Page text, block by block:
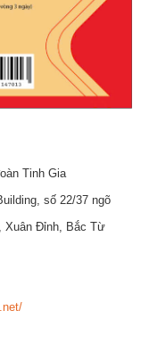
Tinh Gia
số 22/37 ngõ
Xuân Đỉnh, Bắc Từ